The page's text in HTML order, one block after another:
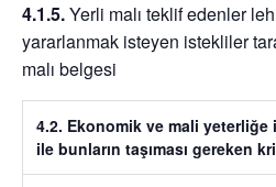
4.1.5.Yerli malı teklif edenler
yararlanmak isteyen istekliler
malı belgesi
4.2. Ekonomik ve mali
ile bunların taşıması gereken